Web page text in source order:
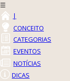
☰
|
CONCEITO
CATEGORIAS
EVENTOS
NOTÍCIAS
DICAS